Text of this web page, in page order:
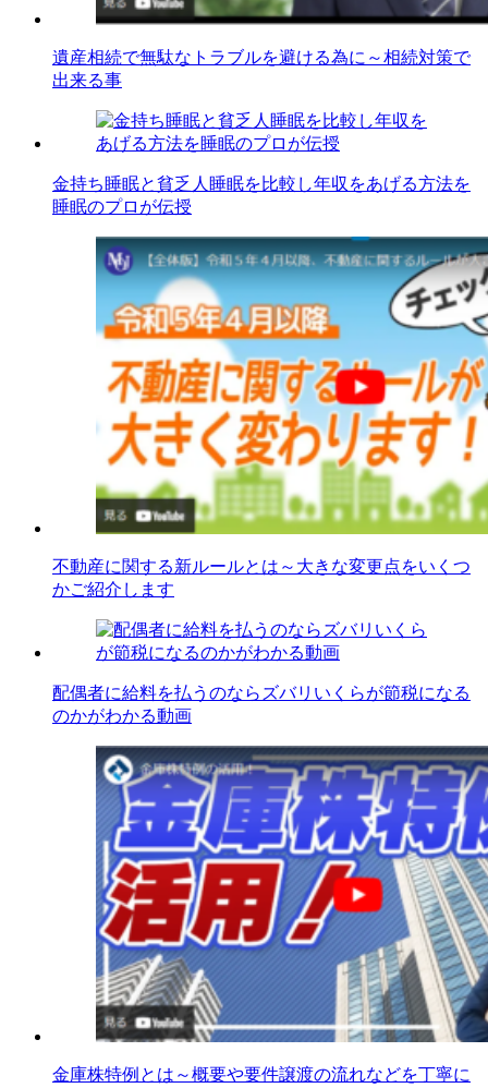
遺産相続で無駄なトラブルを避ける為に～相続対策で
出来る事
金持ち睡眠と貧乏人睡眠を比較し年収をあげる方法を
睡眠のプロが伝授
不動産に関する新ルールとは～大きな変更点をいくつ
かご紹介します
配偶者に給料を払うのならズバリいくらが節税になる
のかがわかる動画
金庫株特例とは～概要や要件譲渡の流れなどを丁寧に